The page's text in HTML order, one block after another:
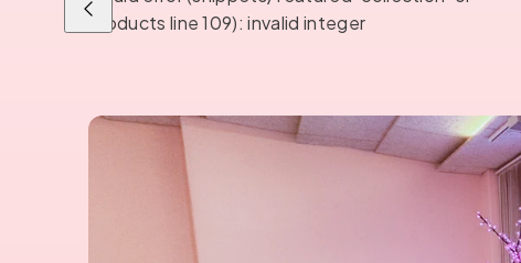
products line 109): invalid integer
Liu'uta
vasemmalle